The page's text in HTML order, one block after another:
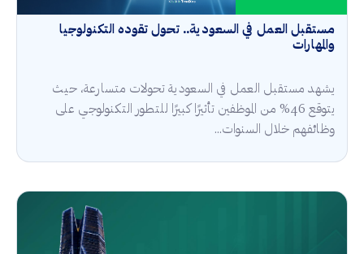
مستقبل العمل في السعودية.. تحول تقوده التكنولوجيا
والمهارات
يشهد مستقبل العمل في السعودية تحولات متسارعة، حيث
يتوقع 46% من الموظفين تأثيرًا كبيرًا للتطور التكنولوجي على
وظائفهم خلال السنوات...